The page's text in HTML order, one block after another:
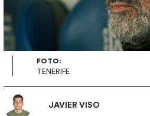
FOTO:
TENERIFE
JAVIER VISO